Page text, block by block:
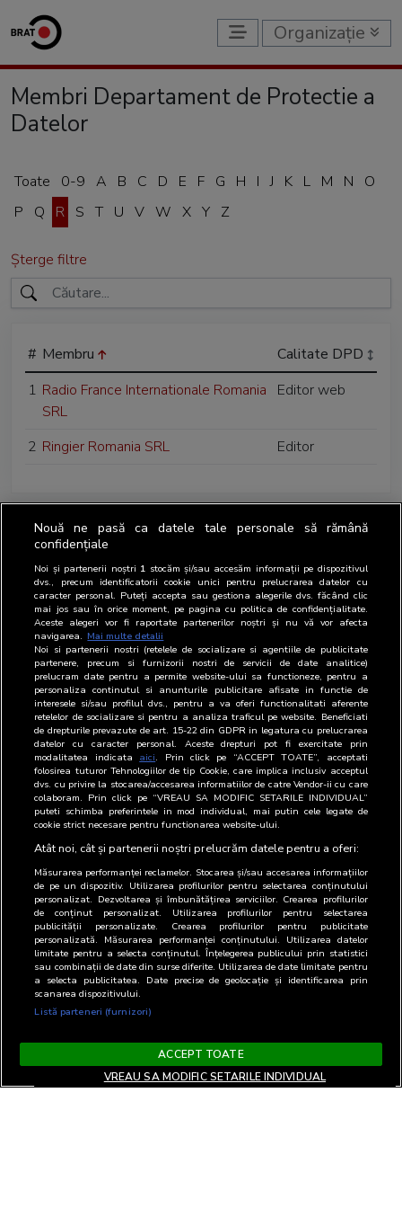
Organizație
Membri Departament de Protectie a
Datelor
Toate 0-9 A B C D E F G H I J K L M N
O
P
Q R S T U V W X Y Z
Șterge filtre
# Membru
Calitate DPD
1 Radio France Internationale Romania
SRL
Editor web
2 Ringier Romania SRL Editor
Nouă ne pasă ca datele tale personale să rămână
confidențiale
Noi și partenerii noștri 1 stocăm și/sau accesăm informații pe dispozitivul
dvs., precum identificatorii cookie unici pentru prelucrarea datelor cu
caracter personal. Puteți accepta sau gestiona alegerile dvs. făcând clic
mai jos sau în orice moment, pe pagina cu politica de confidențialitate.
Aceste alegeri vor fi raportate partenerilor noștri și nu vă vor afecta
navigarea. Mai multe detalii
Noi si partenerii nostri (retelele de socializare si agentiile de publicitate
partenere, precum si furnizorii nostri de servicii de date analitice)
prelucram date pentru a permite website-ului sa functioneze, pentru a
personaliza continutul si anunturile publicitare afisate in functie de
interesele si/sau profilul dvs., pentru a va oferi functionalitati aferente
retelelor de socializare si pentru a analiza traficul pe website. Beneficiati
de drepturile prevazute de art. 15-22 din GDPR in legatura cu prelucrarea
datelor cu caracter personal. Aceste drepturi pot fi exercitate prin
modalitatea indicata aici. Prin click pe “ACCEPT TOATE”, acceptati
folosirea tuturor Tehnologiilor de tip Cookie, care implica inclusiv acceptul
dvs. cu privire la stocarea/accesarea informatiilor de catre Vendor-ii cu care
colaboram. Prin click pe “VREAU SA MODIFIC SETARILE INDIVIDUAL”
puteti schimba preferintele in mod individual, mai putin cele legate de
cookie strict necesare pentru functionarea website-ului.
Atât noi, cât și partenerii noștri prelucrăm datele pentru a oferi:
Măsurarea performanței reclamelor. Stocarea și/sau accesarea informațiilor
de pe un dispozitiv. Utilizarea profilurilor pentru selectarea conținutului
personalizat. Dezvoltarea și îmbunătățirea serviciilor. Crearea profilurilor
de conținut personalizat. Utilizarea profilurilor pentru selectarea
publicității personalizate. Crearea profilurilor pentru publicitate
personalizată. Măsurarea performanței conținutului. Utilizarea datelor
limitate pentru a selecta conținutul. Înțelegerea publicului prin statistici
sau combinații de date din surse diferite. Utilizarea de date limitate pentru
a selecta publicitatea. Date precise de geolocație și identificarea prin
scanarea dispozitivului.
Listă parteneri (furnizori)
ACCEPT TOATE
VREAU SA MODIFIC SETARILE INDIVIDUAL